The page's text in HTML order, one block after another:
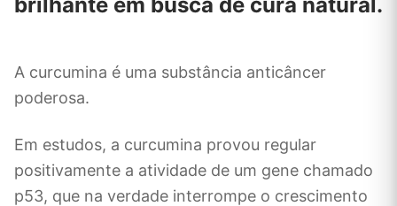
A curcumina é uma substância anticâncer
poderosa.
Em estudos, a curcumina provou regular
positivamente a atividade de um gene chamado
p53, que na verdade interrompe o crescimento